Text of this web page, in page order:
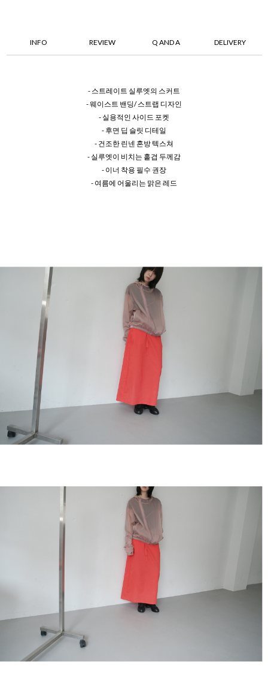
INFO REVIEW Q AND A DELIVERY
- 스트레이트 실루엣의 스커트
- 웨이스트 밴딩/ 스트랩 디자인
- 실용적인 사이드 포켓
- 후면 딥 슬릿 디테일
- 건조한 린넨 혼방 텍스쳐
- 실루엣이 비치는 홑겹 두께감
- 이너 착용 필수 권장
- 여름에 어울리는 맑은 레드